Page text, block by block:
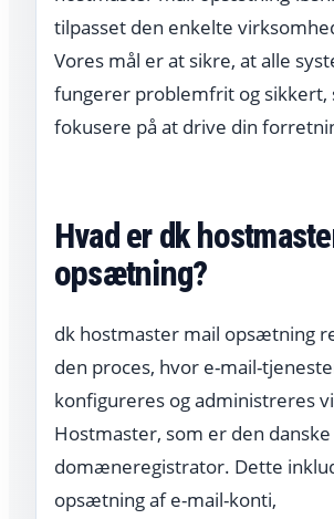
tilpasset den enkelte
Vores mål er at sikre, at alle
fungerer problemfrit og sikkert,
fokusere på at drive din
Hvad er dk
opsætning?
dk hostmaster mail opsætning
den proces, hvor e-mail-
konfigureres og administreres
Hostmaster, som er den danske
domæneregistrator. Dette
opsætning af e-mail-konti,